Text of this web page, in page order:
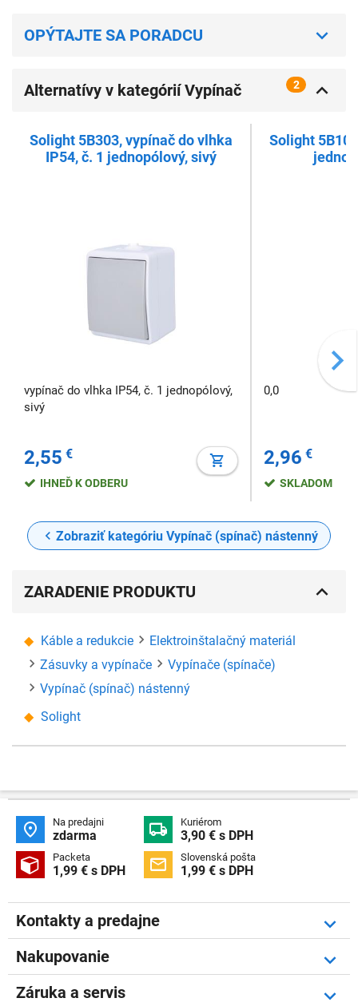
OPÝTAJTE SA PORADCU
Alternatívy v kategórií Vypínač
2
Solight 5B303, vypínač do vlhka
IP54, č. 1 jednopólový, sivý
vypínač do vlhka IP54, č. 1 jednopólový,
sivý
2,55 €
IHNEĎ K ODBERU
Solight
0,0
2,96 €
SKLADOM
Zobraziť kategóriu Vypínač (spínač) nástenný
ZARADENIE PRODUKTU
Káble a redukcie
Elektroinštalačný materiál
Zásuvky a vypínače
Vypínače (spínače)
Vypínač (spínač) nástenný
Solight
 Na predajni
zdarma  Kuriérom
3,90 € s DPH
 Packeta
1,99 € s DPH  Slovenská pošta
1,99 € s DPH
Kontakty a predajne
Nakupovanie
Záruka a servis